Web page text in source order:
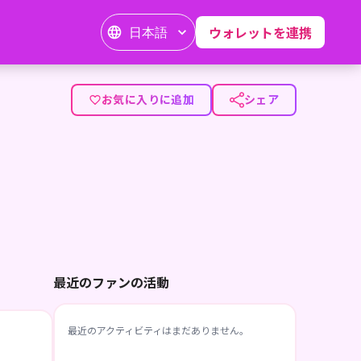
日本語 ウォレットを連携
お気に入りに追加 シェア
最近のファンの活動
最近のアクティビティはまだありません。